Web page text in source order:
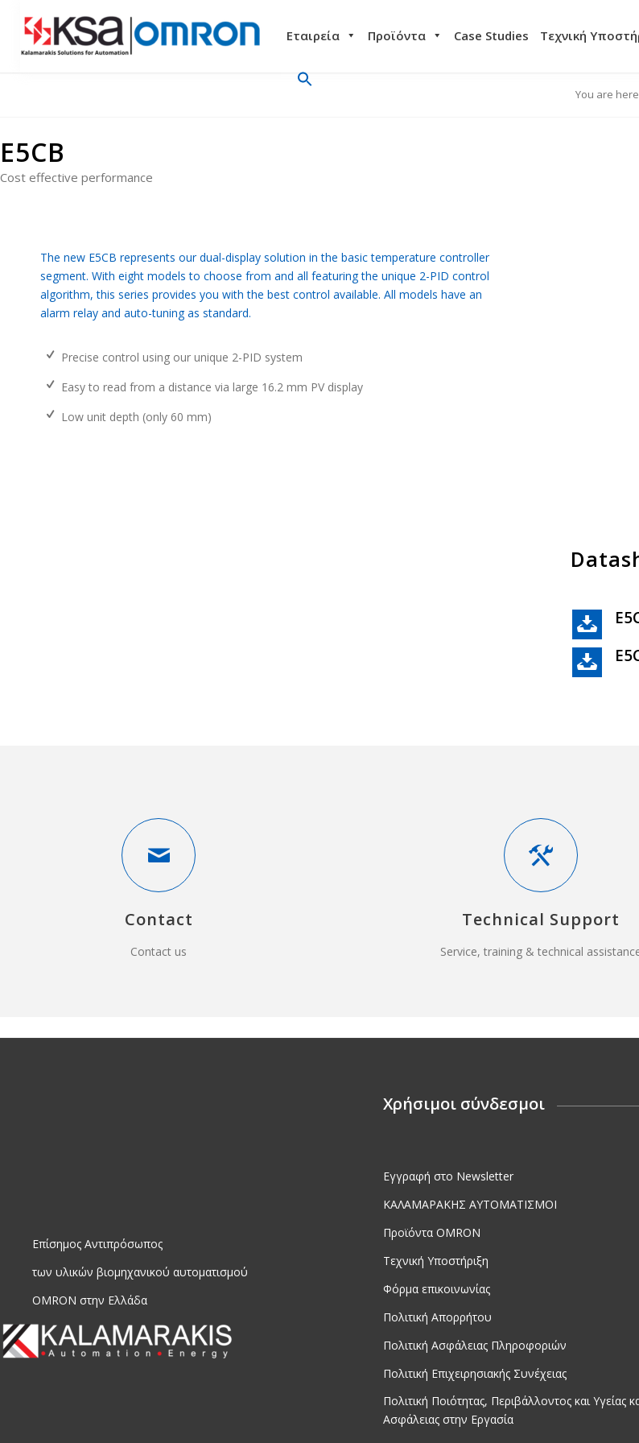
Εταιρεία Προϊόντα Case Studies Τεχνική
You are
E5CB
Cost effective performance
The new E5CB represents our dual-display solution in the basic temperature controller
segment. With eight models to choose from and all featuring the unique 2-PID control
algorithm, this series provides you with the best control available. All models have an
alarm relay and auto-tuning as standard.
Precise control using our unique 2-PID system
Easy to read from a distance via large 16.2 mm PV display
Low unit depth (only 60 mm)
Contact
Contact us
Technical Support
Service, training & technical
Χρήσιμοι σύνδεσμοι
Επίσημος Αντιπρόσωπος
των υλικών βιομηχανικού αυτοματισμού
OMRON στην Ελλάδα
Εγγραφή στο Newsletter
ΚΑΛΑΜΑΡΑΚΗΣ ΑΥΤΟΜΑΤΙΣΜΟΙ
Προϊόντα OMRON
Τεχνική Υποστήριξη
Φόρμα επικοινωνίας
Πολιτική Απορρήτου
Πολιτική Ασφάλειας Πληροφοριών
Πολιτική Επιχειρησιακής Συνέχειας
Πολιτική Ποιότητας, Περιβάλλοντος και Υγείας
Ασφάλειας στην Εργασία